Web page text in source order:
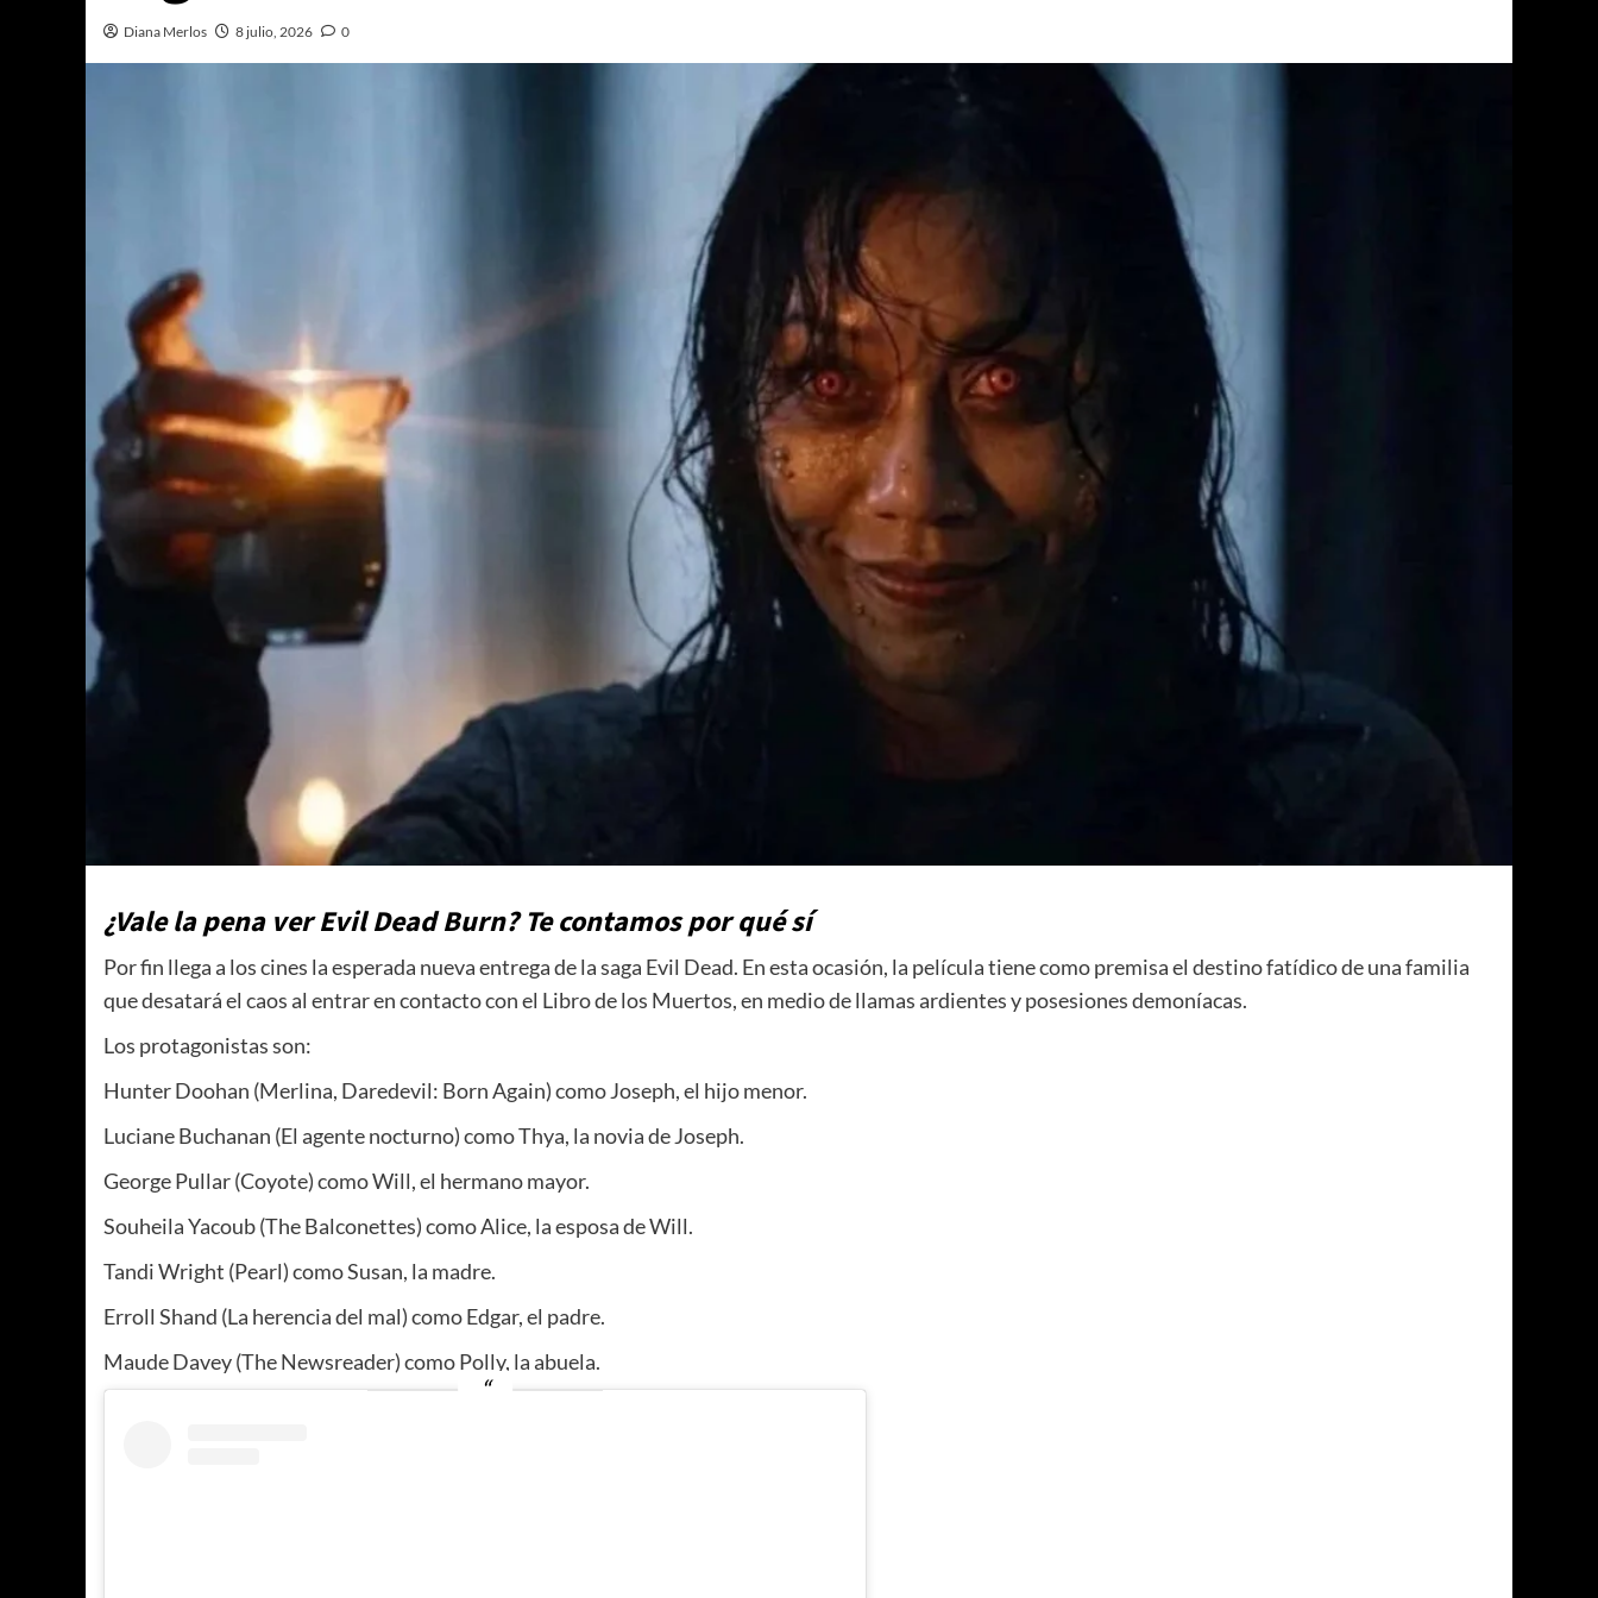
Diana Merlos 8 julio, 2026 0
¿Vale la pena ver Evil Dead Burn? Te contamos por qué sí
Por fin llega a los cines la esperada nueva entrega de la saga Evil Dead. En esta ocasión, la película tiene como premisa el destino fatídico de una familia
que desatará el caos al entrar en contacto con el Libro de los Muertos, en medio de llamas ardientes y posesiones demoníacas.
Los protagonistas son:
Hunter Doohan (Merlina, Daredevil: Born Again) como Joseph, el hijo menor.
Luciane Buchanan (El agente nocturno) como Thya, la novia de Joseph.
George Pullar (Coyote) como Will, el hermano mayor.
Souheila Yacoub (The Balconettes) como Alice, la esposa de Will.
Tandi Wright (Pearl) como Susan, la madre.
Erroll Shand (La herencia del mal) como Edgar, el padre.
Maude Davey (The Newsreader) como Polly, la abuela.